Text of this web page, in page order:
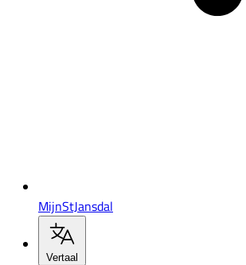
MijnStJansdal
Vertaal